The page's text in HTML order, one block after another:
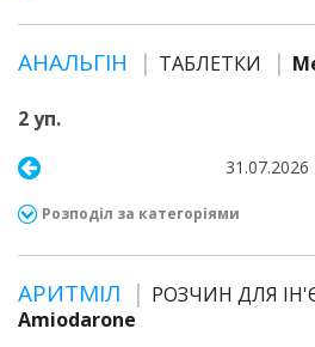
АНАЛЬГІН ТАБЛЕТКИ
2 уп.
31.07.2026
Розподіл за категоріями
АРИТМІЛ
РОЗЧИН ДЛЯ
Amiodarone